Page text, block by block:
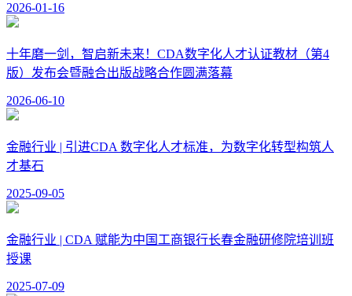
2026-01-16
十年磨一剑，智启新未来！CDA数字化人才认证教材（第4
版）发布会暨融合出版战略合作圆满落幕
2026-06-10
金融行业 | 引进CDA 数字化人才标准，为数字化转型构筑人
才基石
2025-09-05
金融行业 | CDA 赋能为中国工商银行长春金融研修院培训班
授课
2025-07-09